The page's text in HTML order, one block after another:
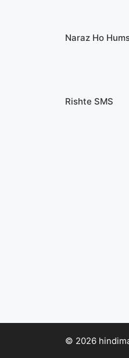
Naraz Ho
Rishte SMS
© 2026